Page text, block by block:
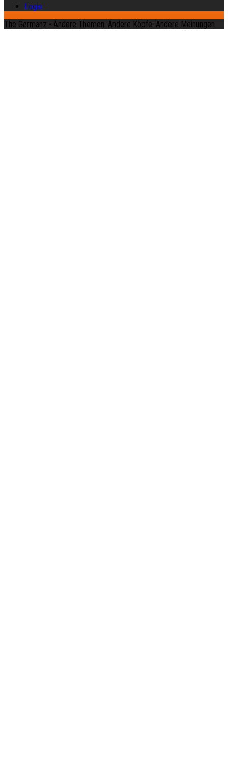
Login
The Germanz - Andere Themen. Andere Köpfe. Andere Meinungen.